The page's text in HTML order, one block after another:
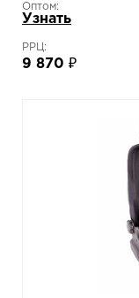
Оптом:
Узнать
РРЦ:
9 870 ₽